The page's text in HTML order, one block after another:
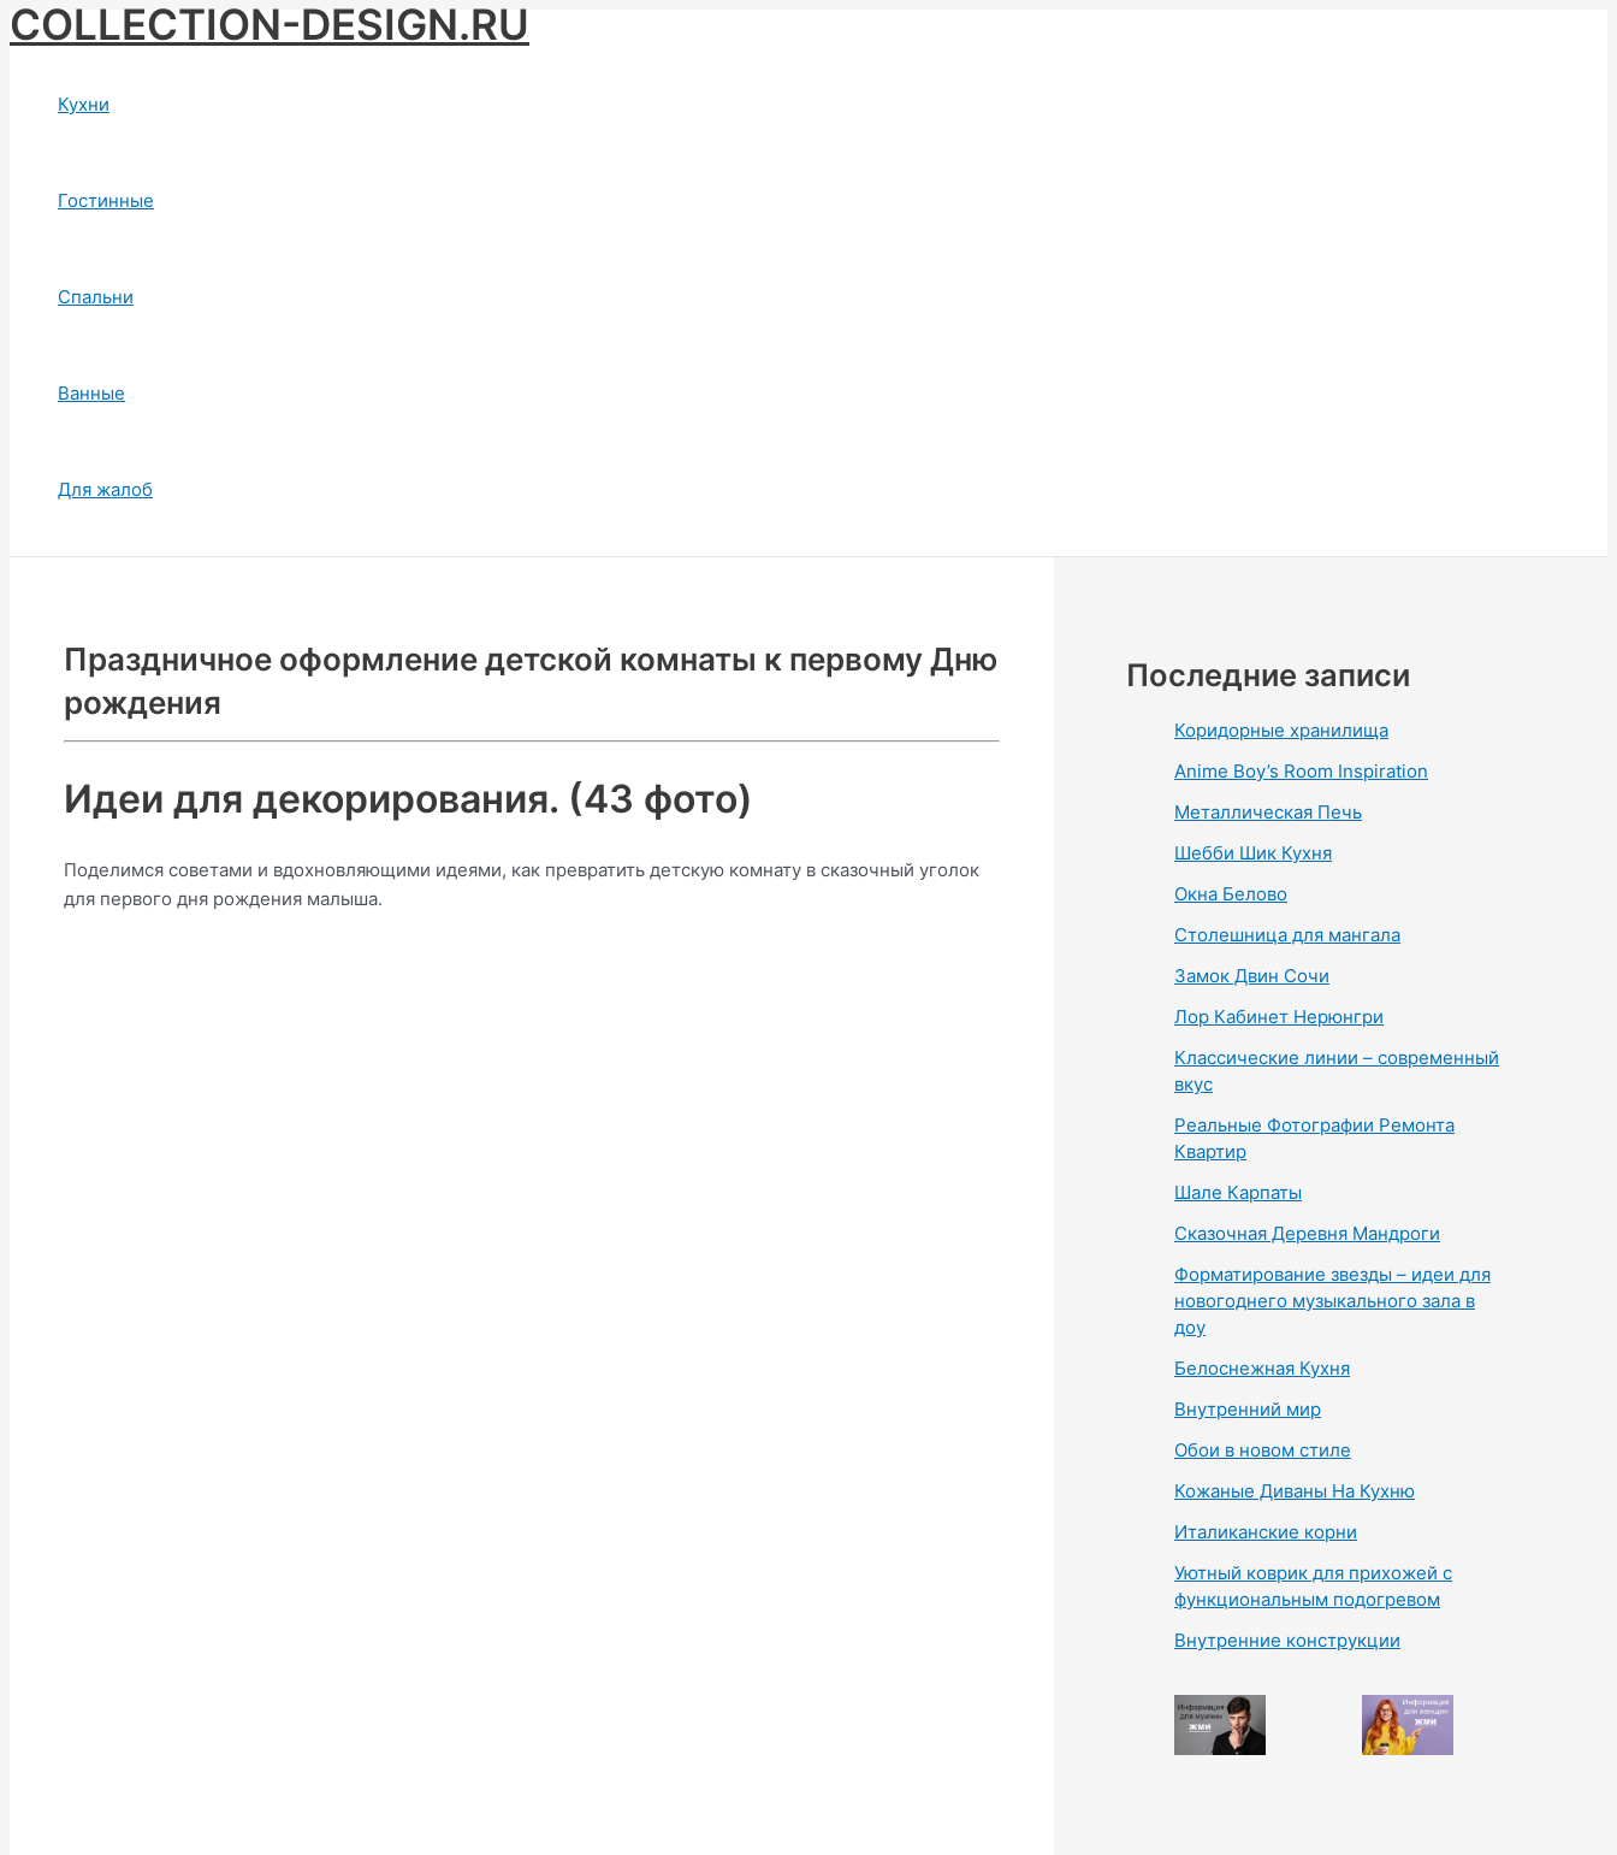
Skip
to
COLLECTION-DESIGN.RU
Кухни
Гостинные
Спальни
Ванные
Для жалоб
Праздничное оформление детской комнаты к первому Дню
рождения
Идеи для декорирования. (43 фото)
Поделимся советами и вдохновляющими идеями, как превратить детскую комнату в сказочный уголок
для первого дня рождения малыша.
Последние записи
Коридорные хранилища
Anime Boy’s Room Inspiration
Металлическая Печь
Шебби Шик Кухня
Окна Белово
Столешница для мангала
Замок Двин Сочи
Лор Кабинет Нерюнгри
Классические линии – современный
вкус
Реальные Фотографии Ремонта
Квартир
Шале Карпаты
Сказочная Деревня Мандроги
Форматирование звезды – идеи для
новогоднего музыкального зала в
доу
Белоснежная Кухня
Внутренний мир
Обои в новом стиле
Кожаные Диваны На Кухню
Италиканские корни
Уютный коврик для прихожей с
функциональным подогревом
Внутренние конструкции